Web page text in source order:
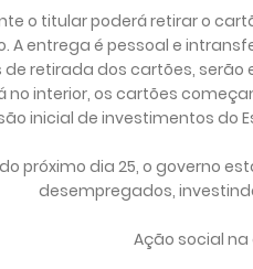
o titular poderá retirar o
A entrega é pessoal e
de retirada dos cartões,
no interior, os cartões
inicial de investimentos do
próximo dia 25, o governo
desempregados,
Ação social